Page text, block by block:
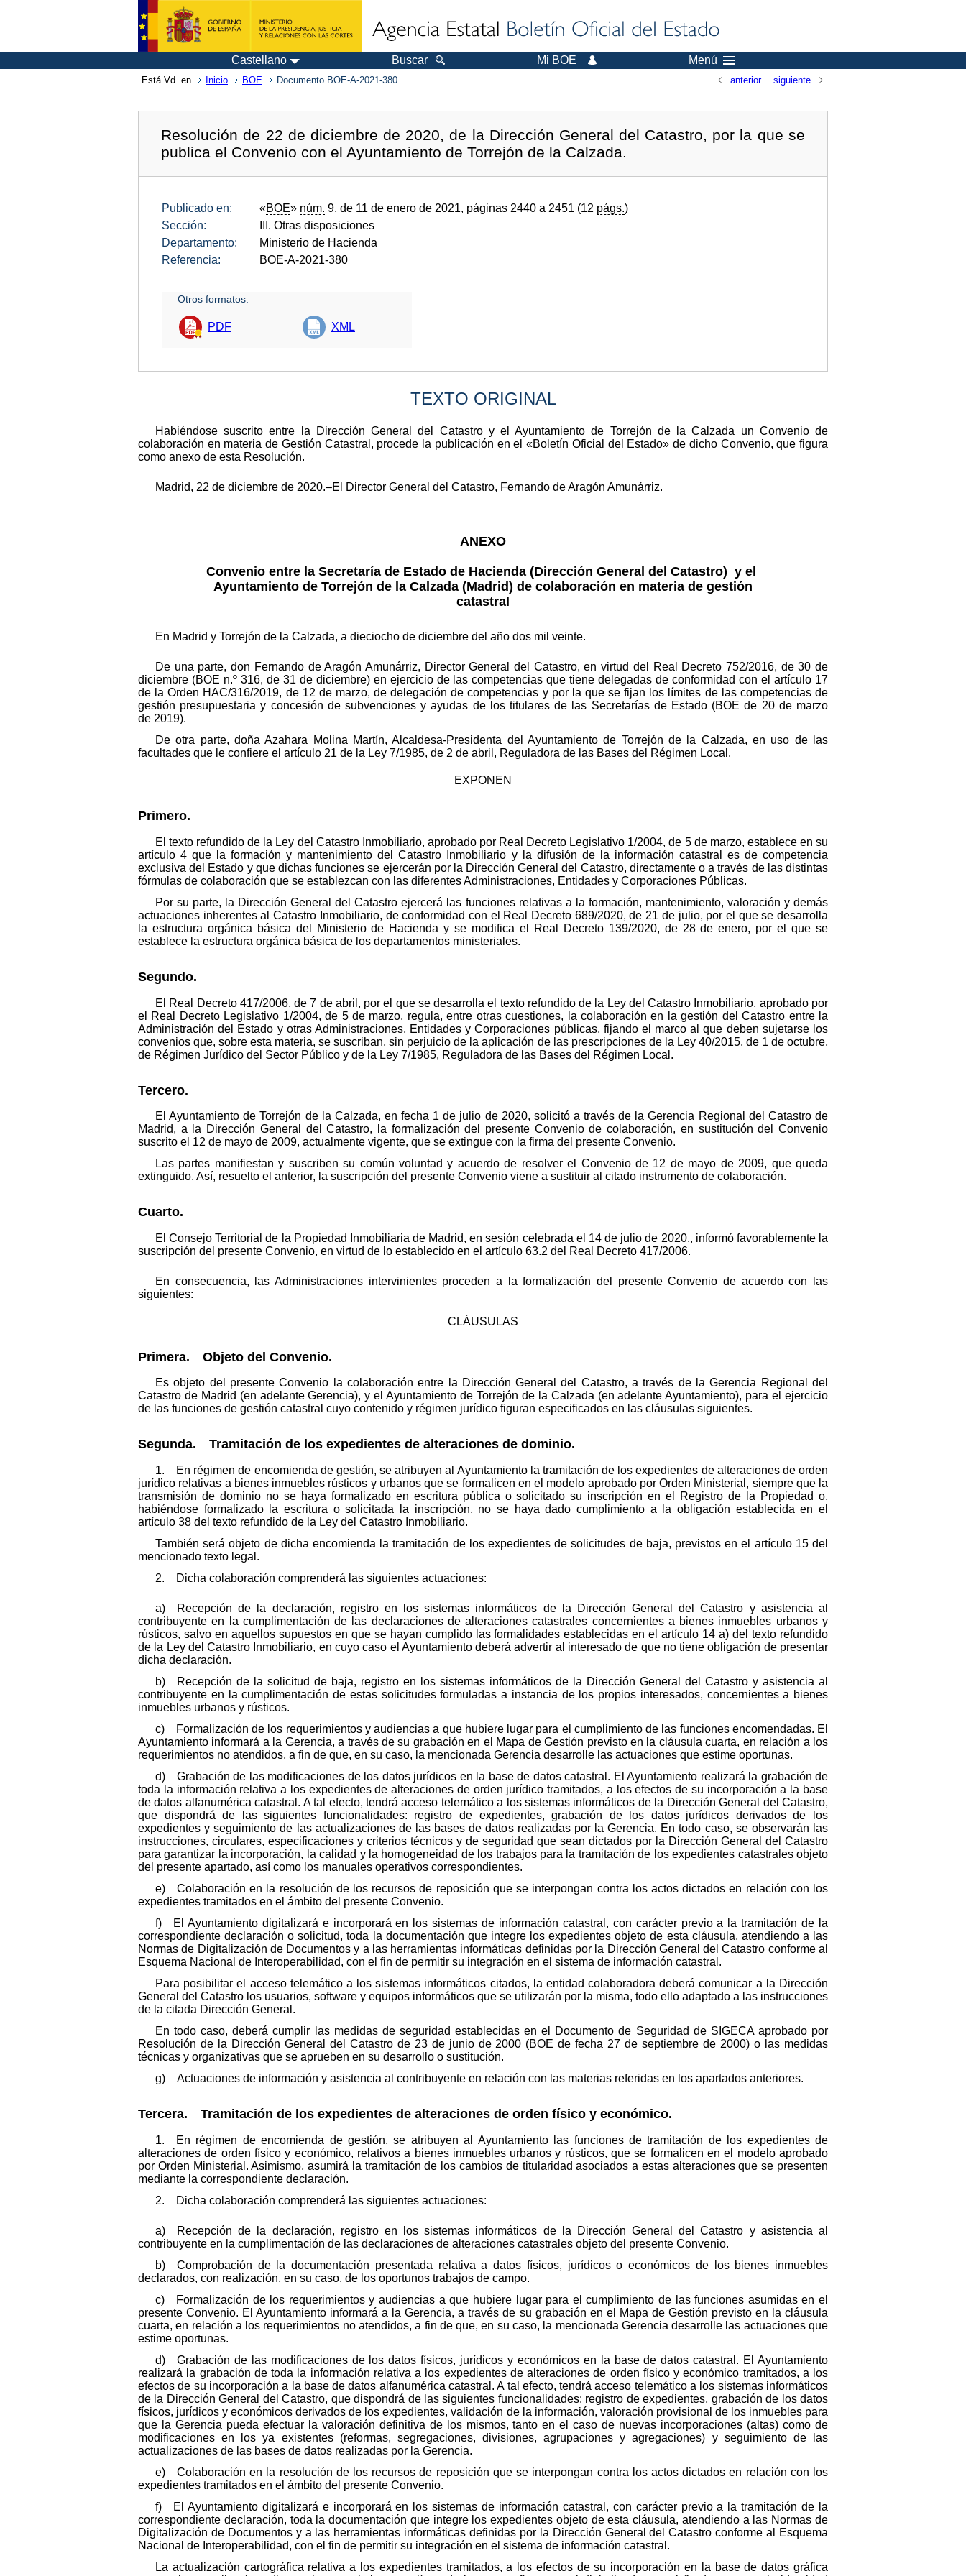
Castellano Buscar Mi BOE Menú
Está Vd. en Inicio BOE Documento BOE-A-2021-380 anterior siguiente
Resolución de 22 de diciembre de 2020, de la Dirección General del Catastro, por la que se
publica el Convenio con el Ayuntamiento de Torrejón de la Calzada.
Publicado en: «BOE» núm. 9, de 11 de enero de 2021, páginas 2440 a 2451 (12 págs.)
Sección:
III. Otras disposiciones
Departamento:
Ministerio de Hacienda
Referencia:
BOE-A-2021-380
Otros formatos:
PDF XML
TEXTO ORIGINAL
Habiéndose suscrito entre la Dirección General del Catastro y el Ayuntamiento de Torrejón de la Calzada un Convenio de
colaboración en materia de Gestión Catastral, procede la publicación en el «Boletín Oficial del Estado» de dicho Convenio, que figura
como anexo de esta Resolución.
Madrid, 22 de diciembre de 2020.–El Director General del Catastro, Fernando de Aragón Amunárriz.
ANEXO
Convenio entre la Secretaría de Estado de Hacienda (Dirección General del Catastro) y el
Ayuntamiento de Torrejón de la Calzada (Madrid) de colaboración en materia de gestión
catastral
En Madrid y Torrejón de la Calzada, a dieciocho de diciembre del año dos mil veinte.
De una parte, don Fernando de Aragón Amunárriz, Director General del Catastro, en virtud del Real Decreto 752/2016, de 30 de
diciembre (BOE n.º 316, de 31 de diciembre) en ejercicio de las competencias que tiene delegadas de conformidad con el artículo 17
de la Orden HAC/316/2019, de 12 de marzo, de delegación de competencias y por la que se fijan los límites de las competencias de
gestión presupuestaria y concesión de subvenciones y ayudas de los titulares de las Secretarías de Estado (BOE de 20 de marzo
de 2019).
De otra parte, doña Azahara Molina Martín, Alcaldesa-Presidenta del Ayuntamiento de Torrejón de la Calzada, en uso de las
facultades que le confiere el artículo 21 de la Ley 7/1985, de 2 de abril, Reguladora de las Bases del Régimen Local.
EXPONEN
Primero.
El texto refundido de la Ley del Catastro Inmobiliario, aprobado por Real Decreto Legislativo 1/2004, de 5 de marzo, establece en su
artículo 4 que la formación y mantenimiento del Catastro Inmobiliario y la difusión de la información catastral es de competencia
exclusiva del Estado y que dichas funciones se ejercerán por la Dirección General del Catastro, directamente o a través de las distintas
fórmulas de colaboración que se establezcan con las diferentes Administraciones, Entidades y Corporaciones Públicas.
Por su parte, la Dirección General del Catastro ejercerá las funciones relativas a la formación, mantenimiento, valoración y demás
actuaciones inherentes al Catastro Inmobiliario, de conformidad con el Real Decreto 689/2020, de 21 de julio, por el que se desarrolla
la estructura orgánica básica del Ministerio de Hacienda y se modifica el Real Decreto 139/2020, de 28 de enero, por el que se
establece la estructura orgánica básica de los departamentos ministeriales.
Segundo.
El Real Decreto 417/2006, de 7 de abril, por el que se desarrolla el texto refundido de la Ley del Catastro Inmobiliario, aprobado por
el Real Decreto Legislativo 1/2004, de 5 de marzo, regula, entre otras cuestiones, la colaboración en la gestión del Catastro entre la
Administración del Estado y otras Administraciones, Entidades y Corporaciones públicas, fijando el marco al que deben sujetarse los
convenios que, sobre esta materia, se suscriban, sin perjuicio de la aplicación de las prescripciones de la Ley 40/2015, de 1 de octubre,
de Régimen Jurídico del Sector Público y de la Ley 7/1985, Reguladora de las Bases del Régimen Local.
Tercero.
El Ayuntamiento de Torrejón de la Calzada, en fecha 1 de julio de 2020, solicitó a través de la Gerencia Regional del Catastro de
Madrid, a la Dirección General del Catastro, la formalización del presente Convenio de colaboración, en sustitución del Convenio
suscrito el 12 de mayo de 2009, actualmente vigente, que se extingue con la firma del presente Convenio.
Las partes manifiestan y suscriben su común voluntad y acuerdo de resolver el Convenio de 12 de mayo de 2009, que queda
extinguido. Así, resuelto el anterior, la suscripción del presente Convenio viene a sustituir al citado instrumento de colaboración.
Cuarto.
El Consejo Territorial de la Propiedad Inmobiliaria de Madrid, en sesión celebrada el 14 de julio de 2020., informó favorablemente la
suscripción del presente Convenio, en virtud de lo establecido en el artículo 63.2 del Real Decreto 417/2006.
En consecuencia, las Administraciones intervinientes proceden a la formalización del presente Convenio de acuerdo con las
siguientes:
CLÁUSULAS
Primera. Objeto del Convenio.
Es objeto del presente Convenio la colaboración entre la Dirección General del Catastro, a través de la Gerencia Regional del
Catastro de Madrid (en adelante Gerencia), y el Ayuntamiento de Torrejón de la Calzada (en adelante Ayuntamiento), para el ejercicio
de las funciones de gestión catastral cuyo contenido y régimen jurídico figuran especificados en las cláusulas siguientes.
Segunda. Tramitación de los expedientes de alteraciones de dominio.
1. En régimen de encomienda de gestión, se atribuyen al Ayuntamiento la tramitación de los expedientes de alteraciones de orden
jurídico relativas a bienes inmuebles rústicos y urbanos que se formalicen en el modelo aprobado por Orden Ministerial, siempre que la
transmisión de dominio no se haya formalizado en escritura pública o solicitado su inscripción en el Registro de la Propiedad o,
habiéndose formalizado la escritura o solicitada la inscripción, no se haya dado cumplimiento a la obligación establecida en el
artículo 38 del texto refundido de la Ley del Catastro Inmobiliario.
También será objeto de dicha encomienda la tramitación de los expedientes de solicitudes de baja, previstos en el artículo 15 del
mencionado texto legal.
2. Dicha colaboración comprenderá las siguientes actuaciones:
a) Recepción de la declaración, registro en los sistemas informáticos de la Dirección General del Catastro y asistencia al
contribuyente en la cumplimentación de las declaraciones de alteraciones catastrales concernientes a bienes inmuebles urbanos y
rústicos, salvo en aquellos supuestos en que se hayan cumplido las formalidades establecidas en el artículo 14 a) del texto refundido
de la Ley del Catastro Inmobiliario, en cuyo caso el Ayuntamiento deberá advertir al interesado de que no tiene obligación de presentar
dicha declaración.
b) Recepción de la solicitud de baja, registro en los sistemas informáticos de la Dirección General del Catastro y asistencia al
contribuyente en la cumplimentación de estas solicitudes formuladas a instancia de los propios interesados, concernientes a bienes
inmuebles urbanos y rústicos.
c) Formalización de los requerimientos y audiencias a que hubiere lugar para el cumplimiento de las funciones encomendadas. El
Ayuntamiento informará a la Gerencia, a través de su grabación en el Mapa de Gestión previsto en la cláusula cuarta, en relación a los
requerimientos no atendidos, a fin de que, en su caso, la mencionada Gerencia desarrolle las actuaciones que estime oportunas.
d) Grabación de las modificaciones de los datos jurídicos en la base de datos catastral. El Ayuntamiento realizará la grabación de
toda la información relativa a los expedientes de alteraciones de orden jurídico tramitados, a los efectos de su incorporación a la base
de datos alfanumérica catastral. A tal efecto, tendrá acceso telemático a los sistemas informáticos de la Dirección General del Catastro,
que dispondrá de las siguientes funcionalidades: registro de expedientes, grabación de los datos jurídicos derivados de los
expedientes y seguimiento de las actualizaciones de las bases de datos realizadas por la Gerencia. En todo caso, se observarán las
instrucciones, circulares, especificaciones y criterios técnicos y de seguridad que sean dictados por la Dirección General del Catastro
para garantizar la incorporación, la calidad y la homogeneidad de los trabajos para la tramitación de los expedientes catastrales objeto
del presente apartado, así como los manuales operativos correspondientes.
e) Colaboración en la resolución de los recursos de reposición que se interpongan contra los actos dictados en relación con los
expedientes tramitados en el ámbito del presente Convenio.
f) El Ayuntamiento digitalizará e incorporará en los sistemas de información catastral, con carácter previo a la tramitación de la
correspondiente declaración o solicitud, toda la documentación que integre los expedientes objeto de esta cláusula, atendiendo a las
Normas de Digitalización de Documentos y a las herramientas informáticas definidas por la Dirección General del Catastro conforme al
Esquema Nacional de Interoperabilidad, con el fin de permitir su integración en el sistema de información catastral.
Para posibilitar el acceso telemático a los sistemas informáticos citados, la entidad colaboradora deberá comunicar a la Dirección
General del Catastro los usuarios, software y equipos informáticos que se utilizarán por la misma, todo ello adaptado a las instrucciones
de la citada Dirección General.
En todo caso, deberá cumplir las medidas de seguridad establecidas en el Documento de Seguridad de SIGECA aprobado por
Resolución de la Dirección General del Catastro de 23 de junio de 2000 (BOE de fecha 27 de septiembre de 2000) o las medidas
técnicas y organizativas que se aprueben en su desarrollo o sustitución.
g) Actuaciones de información y asistencia al contribuyente en relación con las materias referidas en los apartados anteriores.
Tercera. Tramitación de los expedientes de alteraciones de orden físico y económico.
1. En régimen de encomienda de gestión, se atribuyen al Ayuntamiento las funciones de tramitación de los expedientes de
alteraciones de orden físico y económico, relativos a bienes inmuebles urbanos y rústicos, que se formalicen en el modelo aprobado
por Orden Ministerial. Asimismo, asumirá la tramitación de los cambios de titularidad asociados a estas alteraciones que se presenten
mediante la correspondiente declaración.
2. Dicha colaboración comprenderá las siguientes actuaciones:
a) Recepción de la declaración, registro en los sistemas informáticos de la Dirección General del Catastro y asistencia al
contribuyente en la cumplimentación de las declaraciones de alteraciones catastrales objeto del presente Convenio.
b) Comprobación de la documentación presentada relativa a datos físicos, jurídicos o económicos de los bienes inmuebles
declarados, con realización, en su caso, de los oportunos trabajos de campo.
c) Formalización de los requerimientos y audiencias a que hubiere lugar para el cumplimiento de las funciones asumidas en el
presente Convenio. El Ayuntamiento informará a la Gerencia, a través de su grabación en el Mapa de Gestión previsto en la cláusula
cuarta, en relación a los requerimientos no atendidos, a fin de que, en su caso, la mencionada Gerencia desarrolle las actuaciones que
estime oportunas.
d) Grabación de las modificaciones de los datos físicos, jurídicos y económicos en la base de datos catastral. El Ayuntamiento
realizará la grabación de toda la información relativa a los expedientes de alteraciones de orden físico y económico tramitados, a los
efectos de su incorporación a la base de datos alfanumérica catastral. A tal efecto, tendrá acceso telemático a los sistemas informáticos
de la Dirección General del Catastro, que dispondrá de las siguientes funcionalidades: registro de expedientes, grabación de los datos
físicos, jurídicos y económicos derivados de los expedientes, validación de la información, valoración provisional de los inmuebles para
que la Gerencia pueda efectuar la valoración definitiva de los mismos, tanto en el caso de nuevas incorporaciones (altas) como de
modificaciones en los ya existentes (reformas, segregaciones, divisiones, agrupaciones y agregaciones) y seguimiento de las
actualizaciones de las bases de datos realizadas por la Gerencia.
e) Colaboración en la resolución de los recursos de reposición que se interpongan contra los actos dictados en relación con los
expedientes tramitados en el ámbito del presente Convenio.
f) El Ayuntamiento digitalizará e incorporará en los sistemas de información catastral, con carácter previo a la tramitación de la
correspondiente declaración, toda la documentación que integre los expedientes objeto de esta cláusula, atendiendo a las Normas de
Digitalización de Documentos y a las herramientas informáticas definidas por la Dirección General del Catastro conforme al Esquema
Nacional de Interoperabilidad, con el fin de permitir su integración en el sistema de información catastral.
La actualización cartográfica relativa a los expedientes tramitados, a los efectos de su incorporación en la base de datos gráfica